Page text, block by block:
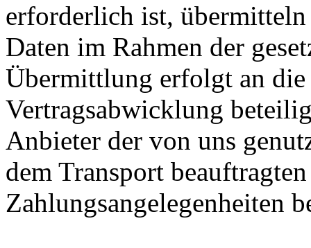
erforderlich ist,
Daten im Rahmen der
Übermittlung erfolgt an die
Vertragsabwicklung
Anbieter der von uns
dem Transport
Zahlungsangelegenheiten